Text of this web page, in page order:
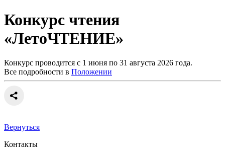
Конкурс чтения
«ЛетоЧТЕНИЕ»
Конкурс проводится с 1 июня по 31 августа 2026 года.
Все подробности в Положении
Вернуться
Контакты